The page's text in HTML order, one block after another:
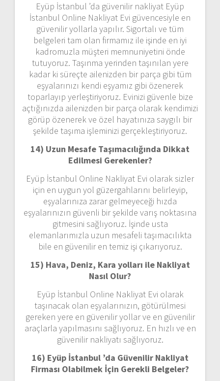
Eyüp İstanbul ’da güvenilir nakliyat Eyüp
İstanbul Online Nakliyat Evi güvencesiyle en
güvenilir yollarla yapılır. Sigortalı ve tüm
belgeleri tam olan firmamız ile işinde en iyi
kadromuzla müşteri memnuniyetini önde
tutuyoruz. Taşınma yerinden taşınılan yere
kadar ki süreçte ailenizden bir parça gibi tüm
eşyalarınızı kendi eşyamız gibi özenerek
toparlayıp yerleştiriyoruz. Evinizi güvenle bize
açtığınızda ailenizden bir parça olarak kendimizi
görüp özenerek ve özel hayatınıza saygılı bir
şekilde taşıma işleminizi gerçekleştiriyoruz.
14) Uzun Mesafe Taşımacılığında Dikkat
Edilmesi Gerekenler?
Eyüp İstanbul Online Nakliyat Evi olarak sizler
için en uygun yol güzergahlarını belirleyip,
eşyalarınıza zarar gelmeyeceği hızda
eşyalarınızın güvenli bir şekilde varış noktasına
gitmesini sağlıyoruz. İşinde usta
elemanlarımızla uzun mesafeli taşımacılıkta
bile en güvenilir en temiz işi çıkarıyoruz.
15) Hava, Deniz, Kara yolları ile Nakliyat
Nasıl Olur?
Eyüp İstanbul Online Nakliyat Evi olarak
taşınacak olan eşyalarınızın, götürülmesi
gereken yere en güvenilir yollar ve en güvenilir
araçlarla yapılmasını sağlıyoruz. En hızlı ve en
güvenilir nakliyatı sağlıyoruz.
16) Eyüp İstanbul ’da Güvenilir Nakliyat
Firması Olabilmek İçin Gerekli Belgeler?